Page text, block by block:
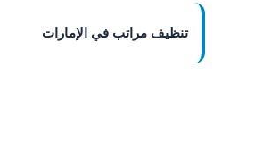
تنظيف مراتب في الإمارات